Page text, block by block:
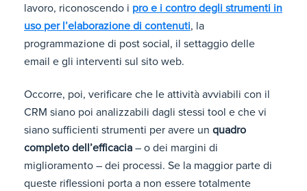
lavoro, riconoscendo i pro e i contro degli strumenti in
uso per l’elaborazione di contenuti, la
programmazione di post social, il settaggio delle
email e gli interventi sul sito web.
Occorre, poi, verificare che le attività avviabili con il
CRM siano poi analizzabili dagli stessi tool e che vi
siano sufficienti strumenti per avere un quadro
completo dell’efficacia – o dei margini di
miglioramento – dei processi. Se la maggior parte di
queste riflessioni porta a non essere totalmente